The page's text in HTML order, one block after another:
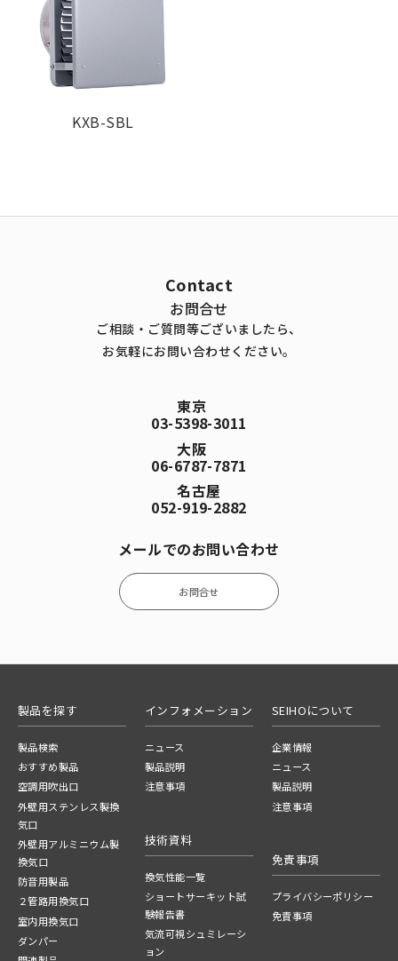
KXB-SBL
Contact
お問合せ
ご相談・ご質問等ございましたら、
お気軽にお問い合わせください。
東京
03-5398-3011
大阪
06-6787-7871
名古屋
052-919-2882
メールでのお問い合わせ
お問合せ
製品を探す
製品検索
おすすめ製品
空調用吹出口
外壁用ステンレス製換
気口
外壁用アルミニウム製
換気口
防音用製品
２管路用換気口
室内用換気口
ダンパー
インフォメーション
ニュース
製品説明
注意事項
技術資料
換気性能一覧
ショートサーキット試
験報告書
気流可視シュミレーシ
ョン
SEIHOについて
企業情報
ニュース
製品説明
注意事項
免責事項
プライバシーポリシー
免責事項